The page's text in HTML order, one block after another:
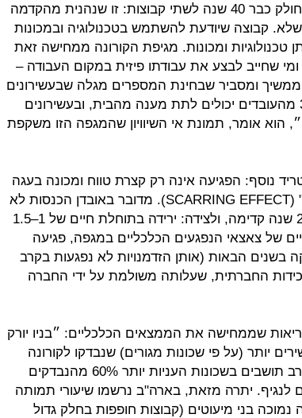
יכולת עבודה מרחוק. העולם מחולק כבר 40 שנה לשתי קבוצות: זו שנהנית מהקדמה
שלא. קבוצה שיודעת להשתמש בטכנולוגיה ובמכונות
טכנולוגיות ומכונות. מגיפת הקורונה ממחישה זאת
שחייב לבצע את עבודתו פיזית במקום העבודה –
ממשיך ומסביר שבחינת המספרים מגלה שבעשירונים
התחתונים רק בין 20% ל־30% מהעובדים יכולים לתת מענה מהבית, ובעשירונים
בין 70% ל־80%, ״וזו״, הוא אומר, תמונת אי השיוויון שהמגפה הזו משקפת
נוסף: הפגיעה אינה רק קצרת טווח ומכונה בעגה
המקצועית "אפקט ההצטלקות" (SCARRING EFFECT). מדובר באובדן הכנסות לא
רק בטווח המיידי אלא ב־15–20 שנה קדימה, ולצידה: ירידה בתוחלת חיים של 1–1.5
של צאצאי הנפגעים הכלכליים במגפה, פגיעה
בשנים הבאות (אותן הזדמנויות לא נפגעות בקרב
החברתית, שעלותה משולמת על ידי החברה
שממחישה את הממצאים הכלכליים: ״בניו יורק
העשירים יותר (על פי שכונות מגורים) שנבדקו לקורונה
קיבלו ממצא שלילי, בעוד שבקרב תושבים בשכונות העניות יותר 60% מהנבדקים
ורק 40% שליליים לנגיף. יתרה מזאת, בארה"ב נרשמו שיעורי תמותה
נמוכה בני מיעוטים (קבוצות חופפות בחלק גדול